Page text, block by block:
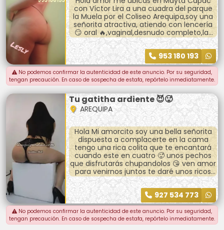
con Víctor Lira a una cuadra del parque
la Muela por el Coliseo Arequipa,soy una
señorita atractiva, atiendo con lencería
😏 oral 🔥,vaginal,desnudo completo,las
poses que desees!! 🤗💋
15-20 mi.= 60 soles
30 minutos= 90 soles
1 hora 140
Precio incluye habitación y preservativo (
únicos pagos 😘)
Disponible lunes a sábado 11am-8pm
Te espero amorcito!!😘
953 180 193
No podemos confirmar la autenticidad de este anuncio. Por su seguridad,
tengan precaución. En caso de sospecha de estafa, repórtelo inmediatamente.
Tu gatitha ardiente 😈🥵
AREQUIPA
Hola Mi amorcito soy una bella señorita
dispuesta a complacerte en la cama
tengo una rica colita que te encantará
cuando este en cuatro 🥵 unos pechos
que disfrutarás chupandolos 😘 ven amor
para venirnos juntos te daré unos ricos
sentones me pondrás en todas las poses
que desees 💞 te brindare un rico sexo
oral profundo Llamame bebe No te
arrepentirás 🥰 tengo 22 añitos 😚
927 534 773
No podemos confirmar la autenticidad de este anuncio. Por su seguridad,
tengan precaución. En caso de sospecha de estafa, repórtelo inmediatamente.